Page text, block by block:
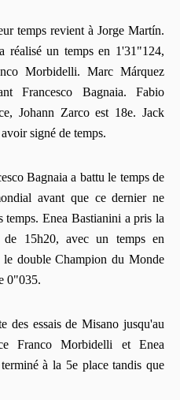
temps revient à Jorge Martín.
réalisé un temps en 1'31"124,
Morbidelli. Marc Márquez
Francesco Bagnaia. Fabio
Johann Zarco est 18e. Jack
signé de temps.
Bagnaia a battu le temps de
avant que ce dernier ne
temps. Enea Bastianini a pris la
de 15h20, avec un temps en
le double Champion du Monde
0"035.
des essais de Misano jusqu'au
Franco Morbidelli et Enea
à la 5e place tandis que